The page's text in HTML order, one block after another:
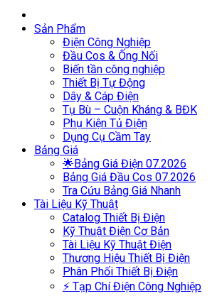
Sản Phẩm
Điện Công Nghiệp
Đầu Cos & Ống Nối
Biến tần công nghiệp
Thiết Bị Tự Động
Dây & Cáp Điện
Tụ Bù – Cuộn Kháng & BĐK
Phụ Kiện Tủ Điện
Dụng Cụ Cầm Tay
Bảng Giá
🌟Bảng Giá Điện 07.2026
Bảng Giá Đầu Cos 07.2026
Tra Cứu Bảng Giá Nhanh
Tài Liệu Kỹ Thuật
Catalog Thiết Bị Điện
Kỹ Thuật Điện Cơ Bản
Tài Liệu Kỹ Thuật Điện
Thương Hiệu Thiết Bị Điện
Phân Phối Thiết Bị Điện
⚡ Tạp Chí Điện Công Nghiệp